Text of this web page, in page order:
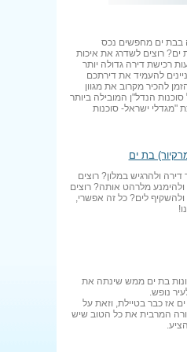
בבת ים מחפשים נכס
רוצים לשדרג את איכות
רכישת דירה גדולה יותר
להעמיד את דירתכם
להכיר מקרוב את מגוון
הנדל"ן המובילה ביותר
"מגדלי ישראל- סוכנות
בת ים
דירה ולהרגיש במלון? רוצים
מלרהט אותה? רוצים
לים? כל זה אפשרי,
בת ים ממש שינתה את
נופש.
אז כבר בטיילת, וזאת על
המרבית את כל הטוב שיש